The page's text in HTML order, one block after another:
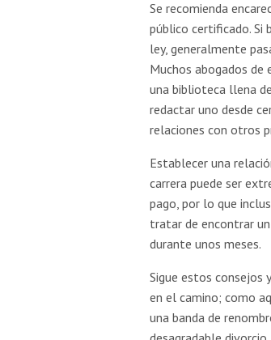
Se recomienda
público certificado. Si
ley, generalmente
Muchos abogados
una biblioteca llena
redactar uno desde
relaciones con otros
Establecer una
carrera puede ser
pago, por lo que
tratar de encontrar
durante unos meses.
Sigue estos consejos
en el camino; como
una banda de